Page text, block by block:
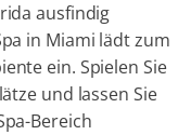
ausfindig
in Miami lädt zum
ein. Spielen Sie
und lassen Sie
Bereich